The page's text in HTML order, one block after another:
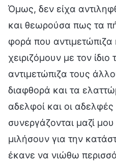
Όμως, δεν είχα
και θεωρούσα πως τα
φορά που αντιμετώπιζα
χειριζόμουν με τον
αντιμετώπιζα τους
διαφθορά και τα
αδελφοί και οι
συνεργάζονται μαζί
μιλήσουν για την
έκανε να νιώθω